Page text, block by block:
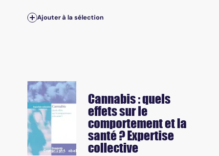
Ajouter à la sélection
Cannabis : quels
effets sur le
comportement et la
santé ? Expertise
collective